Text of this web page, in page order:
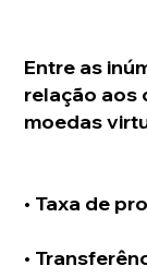
Entre as
relação aos
moedas
• Taxa de
•